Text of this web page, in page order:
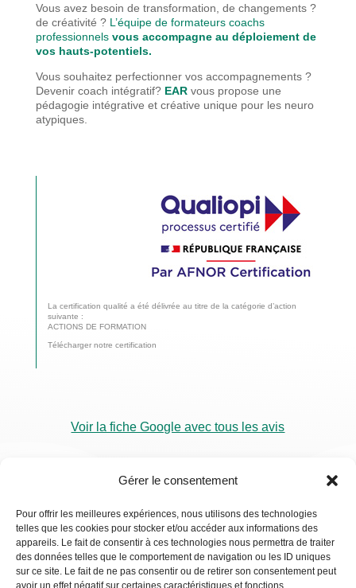
Gérer le consentement
Pour offrir les meilleures expériences, nous utilisons des technologies
telles que les cookies pour stocker et/ou accéder aux informations des
appareils. Le fait de consentir à ces technologies nous permettra de traiter
des données telles que le comportement de navigation ou les ID uniques
sur ce site. Le fait de ne pas consentir ou de retirer son consentement peut
avoir un effet négatif sur certaines caractéristiques et fonctions.
Vous avez besoin de transformation, de changements ?
de créativité ? L’équipe de formateurs coachs
professionnels vous accompagne au déploiement de
vos hauts-potentiels.
Vous souhaitez perfectionner vos accompagnements ?
Devenir coach intégratif? EAR vous propose une
pédagogie intégrative et créative unique pour les neuro
atypiques.
La certification qualité a été délivrée au titre de la catégorie d’action
suivante :
ACTIONS DE FORMATION
Télécharger notre certification
Voir la fiche Google avec tous les avis
RDV
Visio